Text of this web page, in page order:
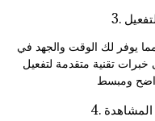
يوفر لك الوقت والجهد في
خبرات تقنية متقدمة لتفعيل
المشاهدة